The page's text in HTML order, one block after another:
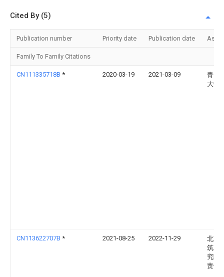
Cited By (5)
Publication number Priority date Publication date
Family To Family Citations
CN111335718B * 2020-03-19 2021-03-09
青岛
大学
CN113622707B * 2021-08-25 2022-11-29
北京
筑工
究院
责任